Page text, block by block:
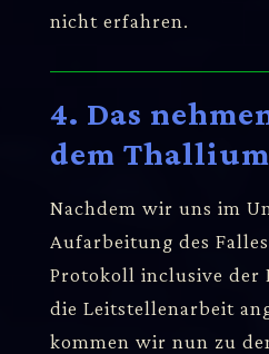
nicht erfahren.
4. Das
dem
Nachdem wir uns im
Aufarbeitung des
Protokoll inclusive der
die Leitstellenarbeit
kommen wir nun zu